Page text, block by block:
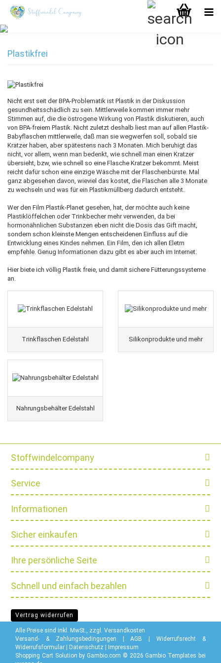
Plastikfrei
Nicht erst seit der BPA-Problematik ist Plastik in der Diskussion
gesundheitsschädlich zu sein. Mittlerweile kommen immer mehr
Stimmen auf, die die östrogene Wirkung von Plastik diskutieren, auch
von BPA-freiem Plastik. Nicht zuletzt deshalb liest man auf allen Plastik-
Babyflaschen mittlerweile, daß man sie wegwerfen soll, sobald sie
Kratzer haben, aber spätestens nach 3 Monaten. Mich beruhigt das
nicht, vor allem, wenn man bedenkt, wie schnell man einen Kratzer
übersieht, bzw, wie schnell so eine Flasche Kratzer bekommt. Meist
reicht dafür schon eine einzige Wäsche mit der Flaschenbürste. Mal
ganz abgesehen davon, wieviel das kostet, die Flaschen alle 3 Monate
zu wechseln und was für ein Plastikmüllberg dadurch entsteht.
Wer den Film Plastik-Planet gesehen, hat, der möchte auch keine
Plastiklöffelchen oder Trinkbecher mehr verwenden, da bei
hormonähnlichen Substanzen eben nicht die Dosis das Gift macht,
sondern schon kleinste Mengen entscheidenen Einfluss auf die
Entwicklung eines Kindes nehmen. Ein Film, den ich allen Eletrn
empfehle. Genug Informationen dazu gibt es aber auch im Internet.
Hier biete ich völlig Plastik freie, und damit sichere Fütterungssysteme
an.
Trinkflaschen Edelstahl Silikonprodukte und mehr
Nahrungsbehälter Edelstahl
Stoffwindelcompany
Service
Informationen
Sicher einkaufen
Ihre persönliche Seite
Schnell und einfach bezahlen
Vertrag widerrufen
Alle Preise sind inkl. MwSt., zzgl.Versandkosten
Versand- & Zahlungsbedingungen |AGB | Widerrufsrecht &
Widerrufsformular | Datenschutz | Impressum
Shopping Cart Solution by Gambio.com © 2026 Gambio Templates bei